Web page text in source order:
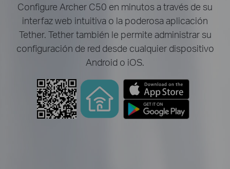
Configure Archer C50 en minutos a través de su
interfaz web intuitiva o la poderosa aplicación
Tether. Tether también le permite administrar su
configuración de red desde cualquier dispositivo
Android o iOS.